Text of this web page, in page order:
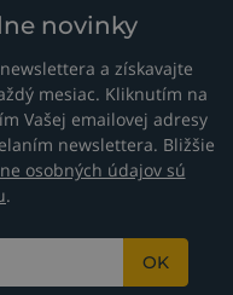
novinky
a získavajte
mesiac. Kliknutím na
Vašej emailovej adresy
newslettera. Bližšie
osobných údajov sú
.
OK